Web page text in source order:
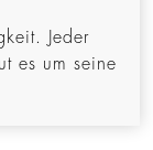
Jeder
es um seine